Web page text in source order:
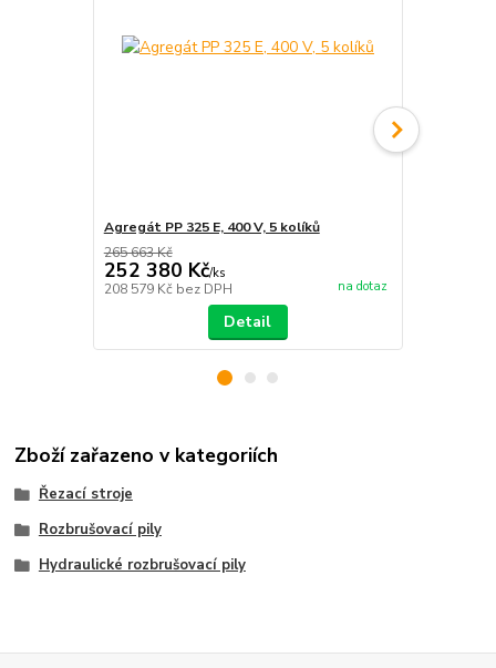
Agregát PP 325 E, 400 V, 5 kolíků
265 663 Kč
252 380 Kč/ks
208 579 Kč bez DPH na dotaz
Detail
Zboží zařazeno v kategoriích
Řezací stroje
Rozbrušovací pily
Hydraulické rozbrušovací pily